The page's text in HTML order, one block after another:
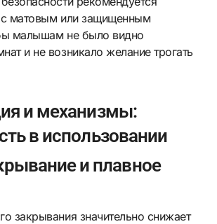
с матовым или защищенным
малышам не было видно
и не возникало желание трогать
и механизмы:
в использовании
и плавное
закрывания значительно снижает